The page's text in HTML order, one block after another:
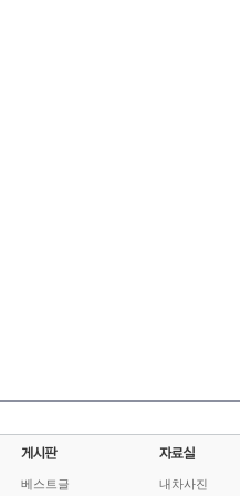
베스트글 내차사진